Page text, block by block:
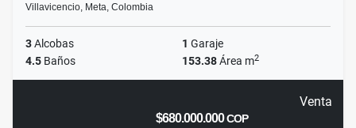
Villavicencio, Meta, Colombia
3Alcobas 1 Garaje
4.5 Baños 153.38Área m2
Venta
$680.000.000COP